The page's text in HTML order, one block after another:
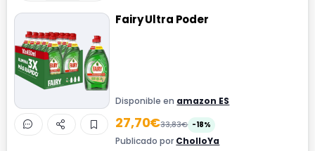
Fairy Ultra Poder
Disponible en amazon ES
27,70€33,83€ -18%
Publicado por CholloYa